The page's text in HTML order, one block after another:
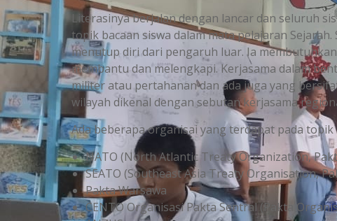
Literasinya berjalan dengan lancar dan seluruh
topik bacaan siswa dalam mata pelajaran
menutup diri dari pengaruh luar. Ia
membantu dan melengkapi. Kerjasama dalam
militer atau pertahanan dan ada juga yang
wilayah dikenal dengan sebutan kerjasama
Ada beberapa organisai yang terdapat pada
NATO (North Atlantic Treaty Organization,
SEATO (Southeast Asia Treaty Organisation,
Pakta Warsawa
CENTO Organisasi Pakta Sentral (Pakta